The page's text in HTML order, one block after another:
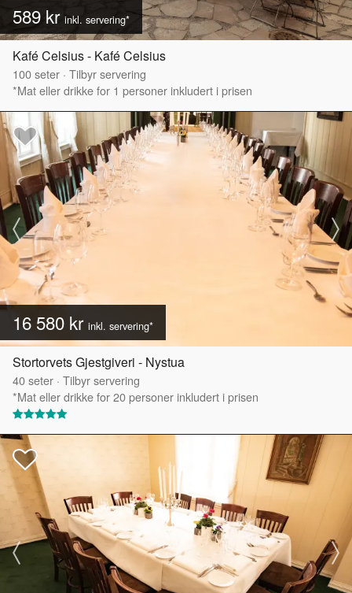
589 kr inkl. servering*
Kafé Celsius - Kafé Celsius
100seter · Tilbyr servering
*Mat eller drikke for 1 personer inkludert i prisen
16 580 kr inkl. servering*
Stortorvets Gjestgiveri - Nystua
40seter · Tilbyr servering
*Mat eller drikke for 20 personer inkludert i prisen